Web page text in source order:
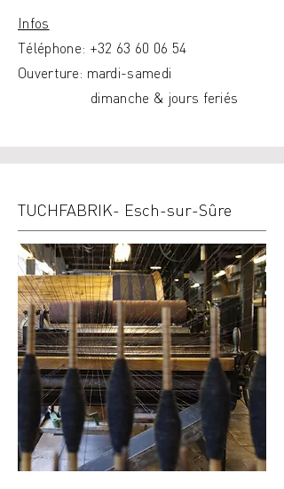
Infos
Téléphone: +32 63 60 06 54
Ouverture: mardi-samedi
dimanche & jours feriés
TUCHFABRIK- Esch-sur-Sûre